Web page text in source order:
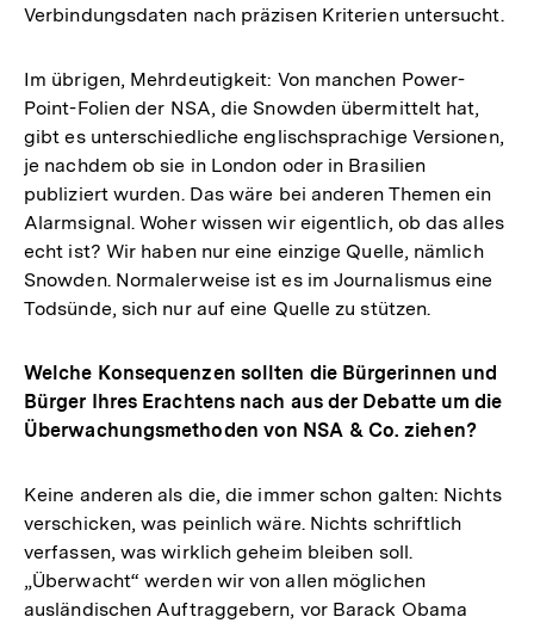
Verbindungsdaten nach präzisen Kriterien untersucht.
Im übrigen, Mehrdeutigkeit: Von manchen Power-
Point-Folien der NSA, die Snowden übermittelt hat,
gibt es unterschiedliche englischsprachige Versionen,
je nachdem ob sie in London oder in Brasilien
publiziert wurden. Das wäre bei anderen Themen ein
Alarmsignal. Woher wissen wir eigentlich, ob das alles
echt ist? Wir haben nur eine einzige Quelle, nämlich
Snowden. Normalerweise ist es im Journalismus eine
Todsünde, sich nur auf eine Quelle zu stützen.
Welche Konsequenzen sollten die Bürgerinnen und
Bürger Ihres Erachtens nach aus der Debatte um die
Überwachungsmethoden von NSA & Co. ziehen?
Keine anderen als die, die immer schon galten: Nichts
verschicken, was peinlich wäre. Nichts schriftlich
verfassen, was wirklich geheim bleiben soll.
„Überwacht“ werden wir von allen möglichen
ausländischen Auftraggebern, vor Barack Obama